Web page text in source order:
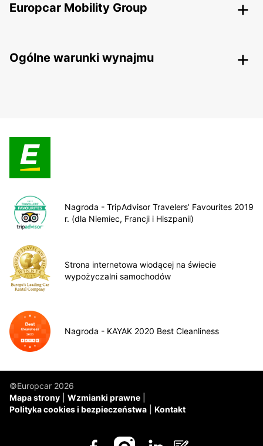
Europcar Mobility Group
Ogólne warunki wynajmu
Nagroda - TripAdvisor Travelers’ Favourites 2019
r. (dla Niemiec, Francji i Hiszpanii)
Strona internetowa wiodącej na świecie
wypożyczalni samochodów
Nagroda - KAYAK 2020 Best Cleanliness
©Europcar 2026
Mapa strony
Wzmianki prawne
Polityka cookies i bezpieczeństwa
Kontakt